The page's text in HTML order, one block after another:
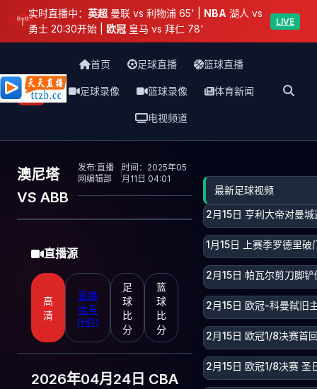
实时直播中： 英超 曼联 vs 利物浦 65' | NBA 湖人 vs
勇士 20:30开始 | 欧冠 皇马 vs 拜仁 78'
LIVE
天天直播网
首页 足球直播 篮球直播
足球录像 篮球录像 体育新闻
电视频道
澳尼塔
VS ABB
发布:直播
网编辑部
时间：2025年05
月11日 04:01
足球
直播源
高
清
直播
信号
(HD)
足
球
比
分
篮
球
比
分
2026年04月24日 CBA
最新足球视频
2月15日 亨利大帝对曼
1月15日 上赛季罗德里
2月15日 帕瓦尔剪刀脚
2月15日 欧冠-科曼弑旧
2月15日 欧冠1/8决赛首
2月15日 欧冠1/8决赛 圣